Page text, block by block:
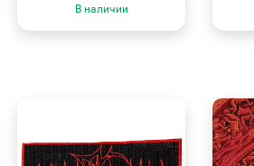
В наличии